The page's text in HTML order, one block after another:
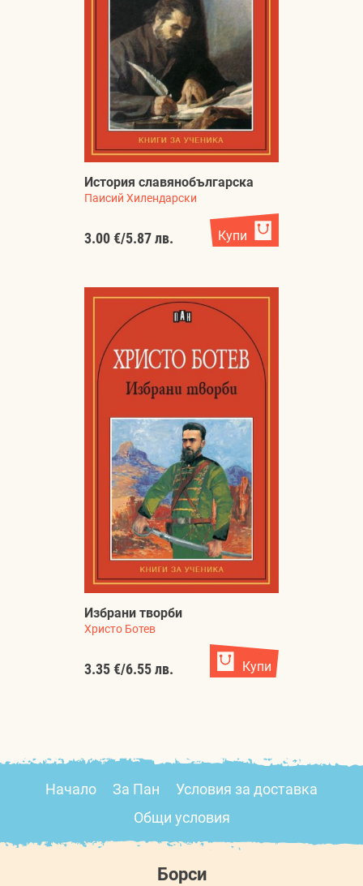
История славянобългарска
Паисий Хилендарски
3.00 €/5.87 лв. Купи
Избрани творби
Христо Ботев
3.35 €/6.55 лв. Купи
Начало За Пан
Условия за доставка
Общи условия
Борси